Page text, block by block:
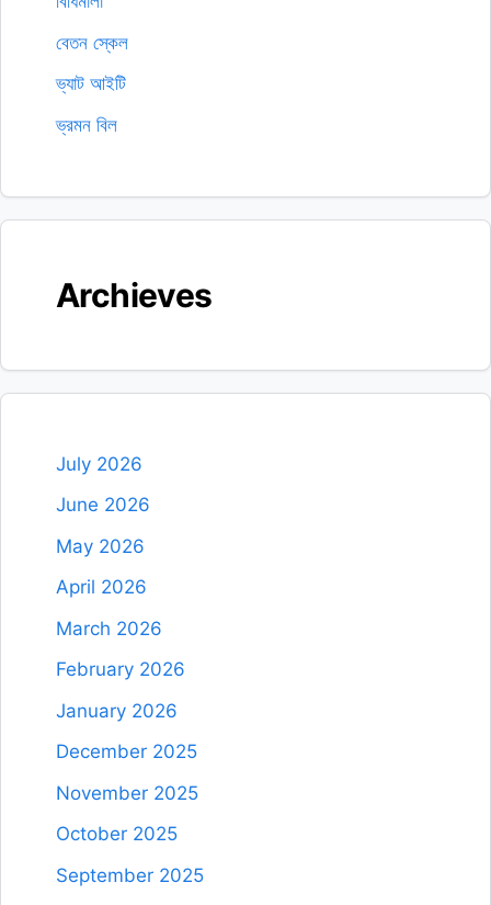
বেতন স্কেল
ভ্যাট আইটি
ভ্রমন বিল
Archieves
July 2026
June 2026
May 2026
April 2026
March 2026
February 2026
January 2026
December 2025
November 2025
October 2025
September 2025